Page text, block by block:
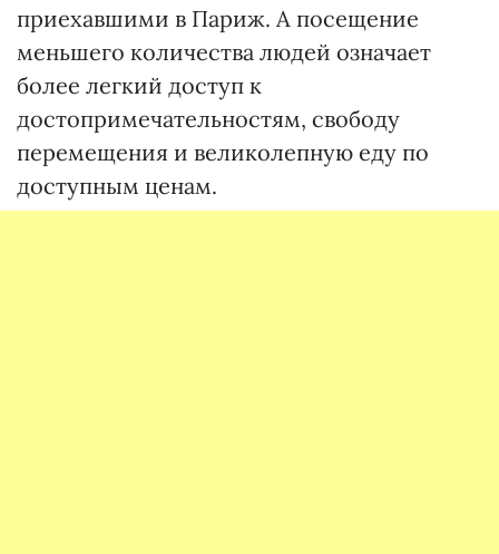
приехавшими в Париж. А посещение
меньшего количества людей означает
более легкий доступ к
достопримечательностям, свободу
перемещения и великолепную еду по
доступным ценам.